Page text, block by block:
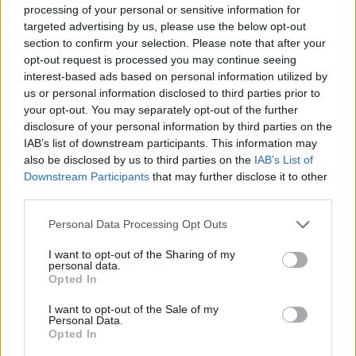
processing of your personal or sensitive information for
targeted advertising by us, please use the below opt-out
section to confirm your selection. Please note that after your
opt-out request is processed you may continue seeing
interest-based ads based on personal information utilized by
us or personal information disclosed to third parties prior to
your opt-out. You may separately opt-out of the further
disclosure of your personal information by third parties on the
IAB’s list of downstream participants. This information may
also be disclosed by us to third parties on the IAB’s List of
Downstream Participants that may further disclose it to other
Please note that this website/app uses one or more Google
not limited to your visit or usage behaviour. You may click to
grant or deny consent to Google and its third-party tags to
use your data for below specified purposes in below Google
consent section.
Personal Data Processing Opt Outs
I want to opt-out of the Sharing of my
personal data.
Opted In
I want to opt-out of the Sale of my
Personal Data.
Opted In
A fesztivál részletes programját, és a
jegyvásárlásról szóló információkat
megtalálja a